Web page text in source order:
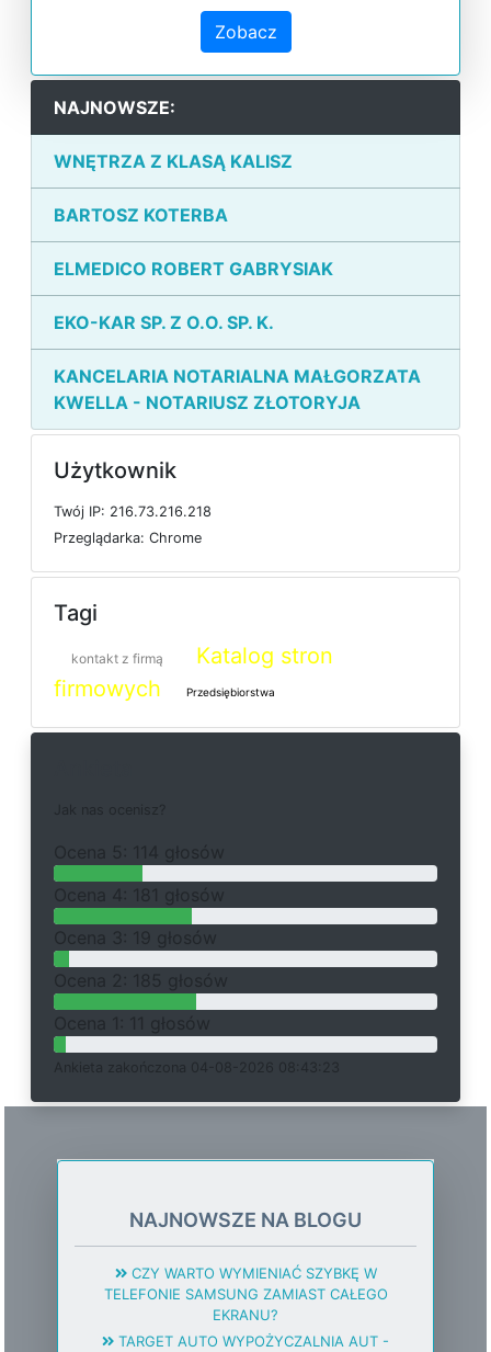
Zobacz
NAJNOWSZE:
WNĘTRZA Z KLASĄ KALISZ
BARTOSZ KOTERBA
ELMEDICO ROBERT GABRYSIAK
EKO-KAR SP. Z O.O. SP. K.
KANCELARIA NOTARIALNA MAŁGORZATA
KWELLA - NOTARIUSZ ZŁOTORYJA
Użytkownik
Twój IP: 216.73.216.218
Przeglądarka: Chrome
Tagi
kontakt z firmą
Katalog stron
firmowych
Przedsiębiorstwa
a a
O
a 5: 114 głosów
O
a 4: 181 głosów
O
a 3: 19 głosów
O
a 2: 185 głosów
O
a 1: 11 głosów
Ankieta a a 04-08-2026 08:43:23
NAJNOWSZE NA BLOGU
CZY WARTO WYMIENIAĆ SZYBKĘ W
TELEFONIE SAMSUNG ZAMIAST CAŁEGO
EKRANU?
TARGET AUTO WYPOŻYCZALNIA AUT -